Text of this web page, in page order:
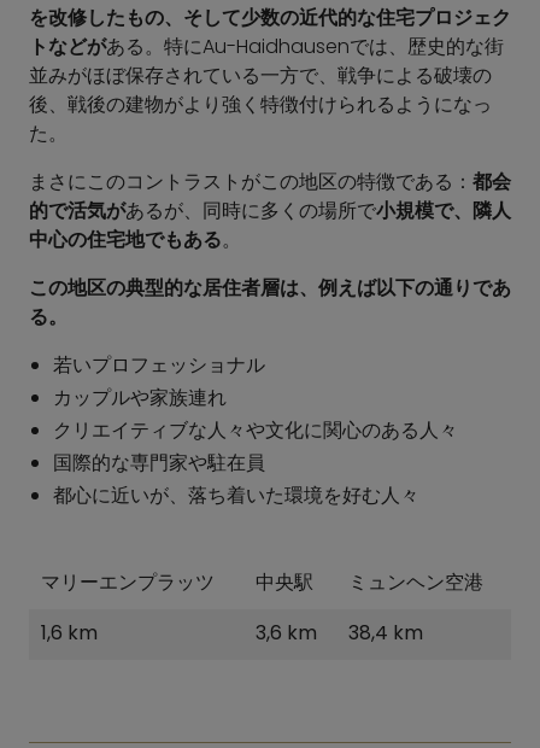
を改修したもの、そして少数の近代的な住宅プロジェク
トなどがある。特にAu-Haidhausenでは、歴史的な街
並みがほぼ保存されている一方で、戦争による破壊の
後、戦後の建物がより強く特徴付けられるようになっ
た。
まさにこのコントラストがこの地区の特徴である： 都会
的で活気があるが、同時に多くの場所で小規模で、隣人
中心の住宅地でもある。
この地区の典型的な居住者層は、例えば以下の通りであ
る。
若いプロフェッショナル
カップルや家族連れ
クリエイティブな人々や文化に関心のある人々
国際的な専門家や駐在員
都心に近いが、落ち着いた環境を好む人々
マリーエンプラッツ 中央駅
ミュンヘン空港
1,6 km
3,6 km 38,4 km